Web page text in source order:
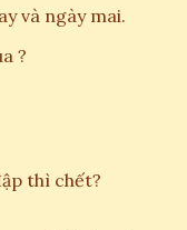
và ngày mai.
?
thì chết?